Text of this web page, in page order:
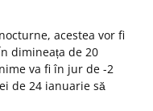
acestea vor fi
dimineața de 20
va fi în jur de -2
de 24 ianuarie să